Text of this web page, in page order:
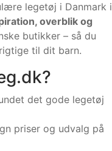
legetøj i Danmark i
overblik og
butikker – så du
til dit barn.
det gode legetøj
priser og udvalg på